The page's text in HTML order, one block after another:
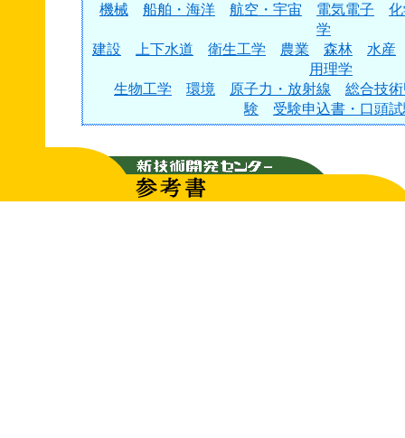
機械
船舶・海洋 航空・宇宙 電気電子
学
建設
上下水道 衛生工学 農業 森林
水産
用理学
生物工学
環境 原子力・放射線
総合技
験
受験申込書・口頭